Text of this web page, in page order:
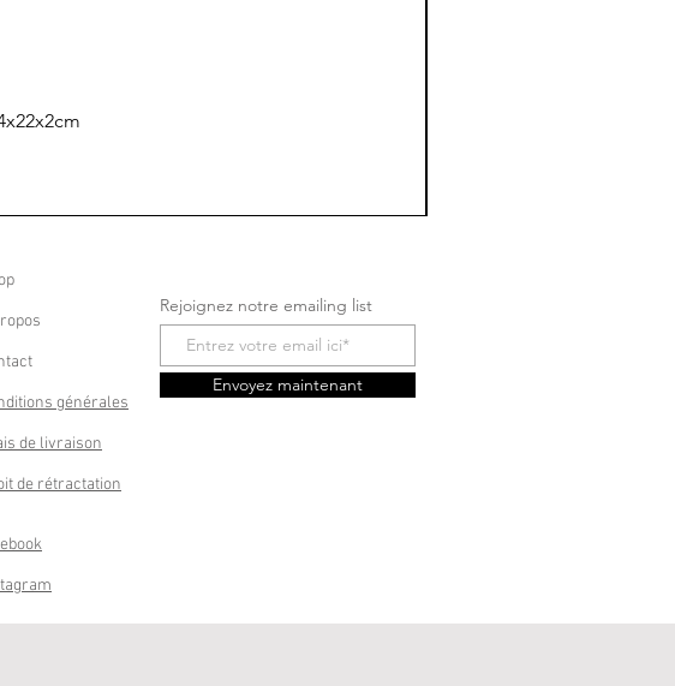
générales
de livraison
de rétractation
Rejoignez notre emailing list
Envoyez maintenant